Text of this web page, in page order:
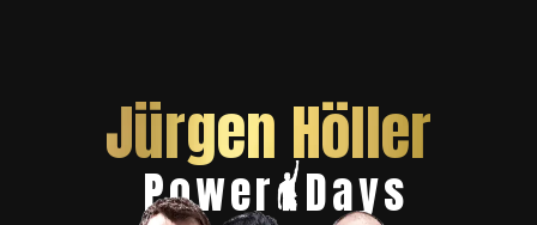
Jürgen Höller
Power Days